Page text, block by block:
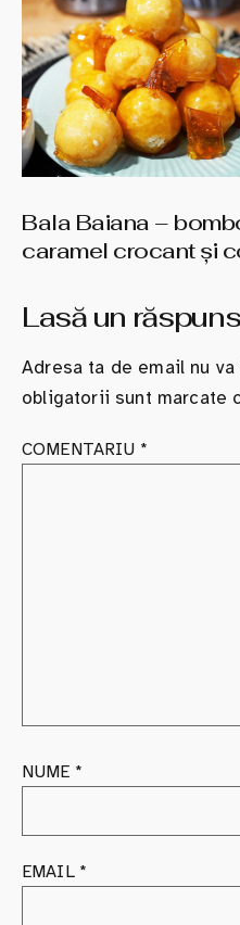
Bala Baiana –
caramel crocant şi
Lasă un răspuns
Adresa ta de email nu
obligatorii sunt marcate
COMENTARIU *
NUME *
EMAIL *